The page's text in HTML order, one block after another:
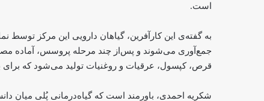
است.
به گفته‌ی این کارآفرین، گیاهان دارویی این مرکز
قرص، کپسول، عرقیات و روغنیات تولید می‌شود که برای
شکریه احمدی، باورمند است که گیاه‌درمانی پُلی میان